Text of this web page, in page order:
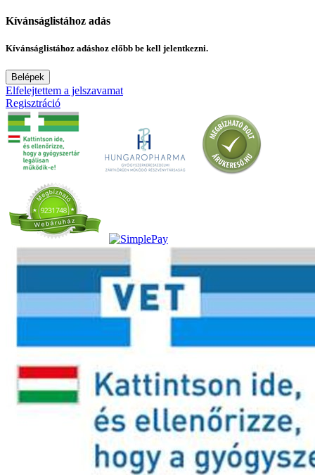
Kívánságlistához adás
Kívánságlistához adáshoz előbb be kell jelentkezni.
Belépek
Elfelejtettem a jelszavamat
Regisztráció